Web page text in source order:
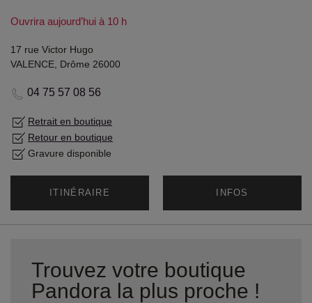
Ouvrira aujourd’hui à 10 h
17 rue Victor Hugo
VALENCE, Drôme 26000
04 75 57 08 56
Retrait en boutique
Retour en boutique
Gravure disponible
ITINÉRAIRE INFOS
Trouvez votre boutique
Pandora la plus proche !